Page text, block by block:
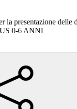
la presentazione delle
0-6 ANNI